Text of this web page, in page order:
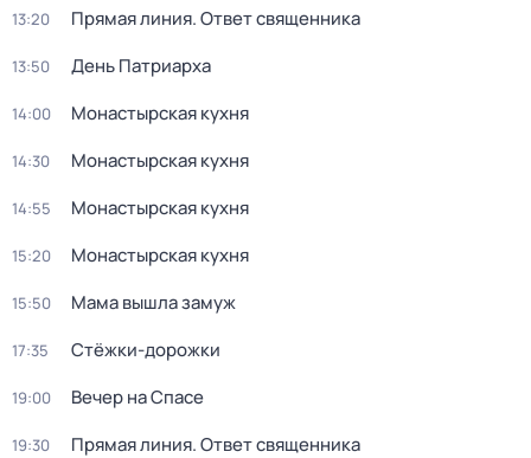
13:20 Прямая линия. Ответ священника
13:50 День Патриарха
14:00 Монастырская кухня
14:30 Монастырская кухня
14:55 Монастырская кухня
15:20 Монастырская кухня
15:50 Мама вышла замуж
17:35 Стёжки-дорожки
19:00 Вечер на Спасе
19:30 Прямая линия. Ответ священника